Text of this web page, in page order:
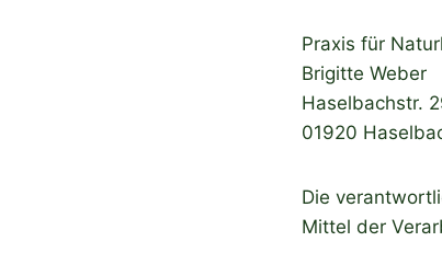
Praxis für
Brigitte Weber
Haselbachstr.
01920
Die
Mittel der